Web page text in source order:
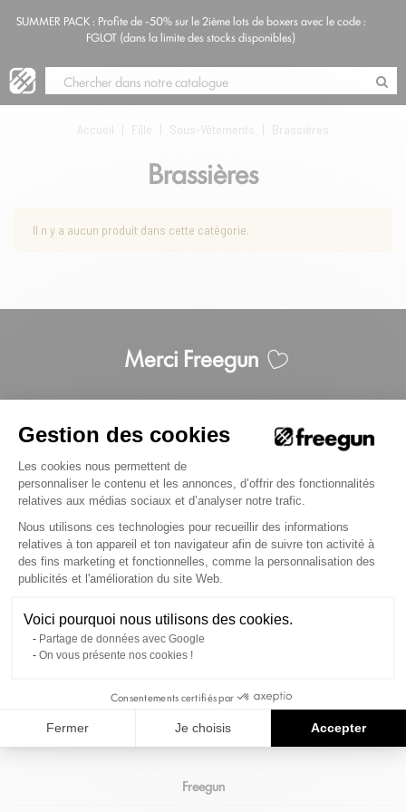
SUMMER PACK : Profite de -50% sur le 2ième lots de boxers avec le code :
FGLOT (dans la limite des stocks disponibles)
Accueil | Fille | Sous-Vêtements | Brassières
Brassières
Il n y a aucun produit dans cette catégorie.
Merci Freegun
Pour une une livraison colissimo
en France Métropolitaine.
Inscris-toi à notre newsletter pour suivre les actus de
la marque
S'INSCRIRE
Informations
Freegun
Gestion des cookies
Plateforme de Gestion du
Les cookies nous permettent de
personnaliser le contenu et les annonces, d’offrir des fonctionnalités
relatives aux médias sociaux et d’analyser notre trafic.
Nous utilisons ces technologies pour recueillir des informations
relatives à ton appareil et ton navigateur afin de suivre ton activité à
des fins marketing et fonctionnelles, comme la personnalisation des
publicités et l'amélioration du site Web.
Voici pourquoi nous utilisons des cookies.
Partage de données avec Google
On vous présente nos cookies !
Consentements certifiés par
Fermer Je choisis Accepter
Axeptio consent